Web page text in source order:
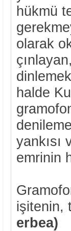
hükmü
olarak
halde
yankısı
emrinin
işitenin,
erbea)